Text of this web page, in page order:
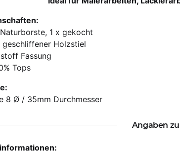
1 x gekocht
geschliffener Holzstiel
Fassung
Tops
8 Ø / 35mm Durchmesser
Angaben